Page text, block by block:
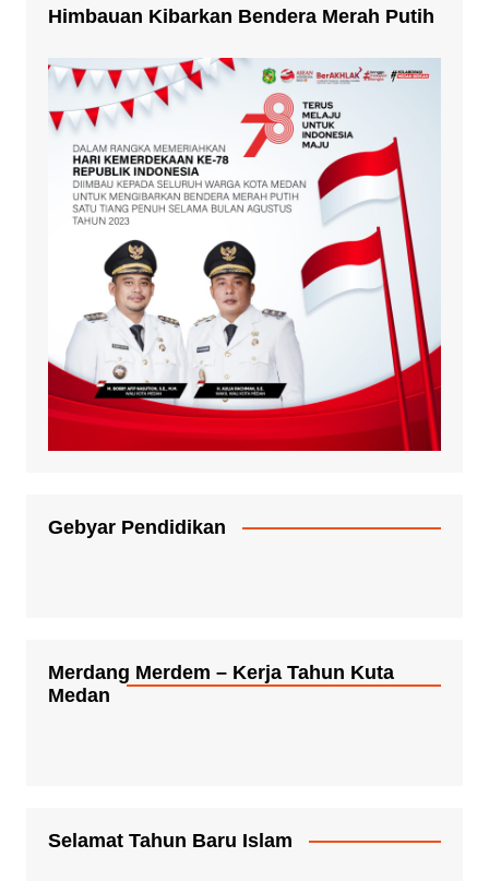
Himbauan Kibarkan Bendera Merah Putih
Gebyar Pendidikan
Merdang Merdem – Kerja Tahun Kuta
Medan
Selamat Tahun Baru Islam